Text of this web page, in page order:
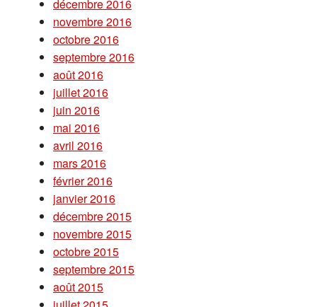
décembre 2016
novembre 2016
octobre 2016
septembre 2016
août 2016
juillet 2016
juin 2016
mai 2016
avril 2016
mars 2016
février 2016
janvier 2016
décembre 2015
novembre 2015
octobre 2015
septembre 2015
août 2015